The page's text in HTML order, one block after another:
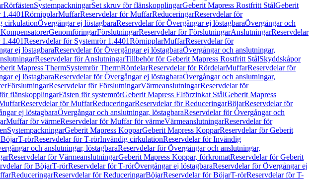
RörfästenSystempackningarSet skruv för flänskopplingarGeberit Mapress Rostfritt StålGeberit
RörnipplarMuffarReservdelar för MuffarReduceringarReservdelar för
cirkulationÖvergångar ej löstagbaraReservdelar för Övergångar ej löstagbaraÖvergångar och
GenomföringarFörslutningarReservdelar för FörslutningarAnslutningarReservdelar
Reservdelar för Systemrör 1.4401RörnipplarMuffarReservdelar för
ej löstagbaraReservdelar för Övergångar ej löstagbaraÖvergångar och anslutningar,
Reservdelar för AnslutningarTillbehör för Geberit Mapress Rostfritt StålSkyddskåpor
Mapress ThermSystemrör ThermRördelarReservdelar för RördelarMuffarReservdelar för
ej löstagbaraReservdelar för Övergångar ej löstagbaraÖvergångar och anslutningar,
FörslutningarReservdelar för FörslutningarVärmeanslutningarReservdelar för
flänskopplingarFästen för systemrörGeberit Mapress Elförzinkat StålGeberit Mapress
Reservdelar för MuffarReduceringarReservdelar för ReduceringarBöjarReservdelar för
ej löstagbaraÖvergångar och anslutningar, löstagbaraReservdelar för Övergångar och
Muffar för värmeReservdelar för Muffar för värmeVärmeanslutningarReservdelar för
SystempackningarGeberit Mapress KopparGeberit Mapress KopparReservdelar för Geberit
T-rörReservdelar för T-rörInvändig cirkulationReservdelar för Invändig
och anslutningar, löstagbaraReservdelar för Övergångar och anslutningar,
Reservdelar för VärmeanslutningarGeberit Mapress Koppar, förkromatReservdelar för Geberit
för BöjarT-rörReservdelar för T-rörÖvergångar ej löstagbaraReservdelar för Övergångar ej
ReduceringarReservdelar för ReduceringarBöjarReservdelar för BöjarT-rörReservdelar för T-